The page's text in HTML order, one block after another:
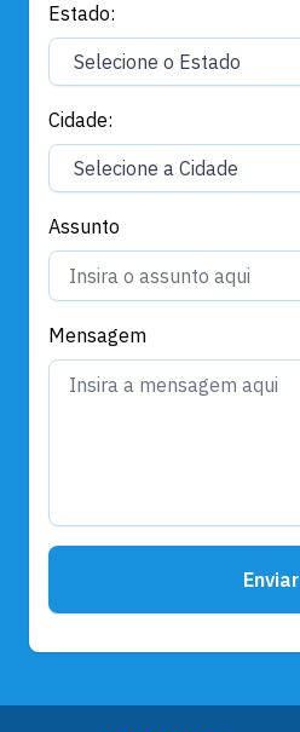
Estado:
Cidade:
Assunto
Mensagem
Enviar